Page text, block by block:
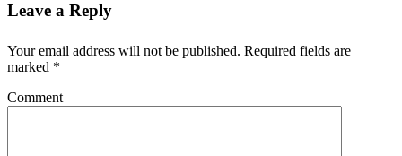
Leave a Reply
Your email address will not be published. Required fields are
marked *
Comment